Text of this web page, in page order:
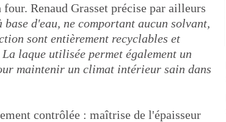
four. Renaud Grasset précise par ailleurs
d'eau, ne comportant aucun solvant,
sont entièrement recyclables et
laque utilisée permet également un
maintenir un climat intérieur sain dans
contrôlée : maîtrise de l'épaisseur